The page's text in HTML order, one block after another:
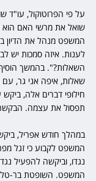
על פי הפרוטוקול, עו"ד
שואל את מרשי האם
המשפט מנהל את הדיון
לענות. איזה סמכות יש
השאלות?". בהמשך
שאלות, איפה אני גר, עם
חילופי דברים אלה,
תפסול את עצמה.
במהלך חודש אפריל,
המשפט לקבוע כי זגל
נגדו, וביקשה להפעיל
המשפט. השופטת בר-טל